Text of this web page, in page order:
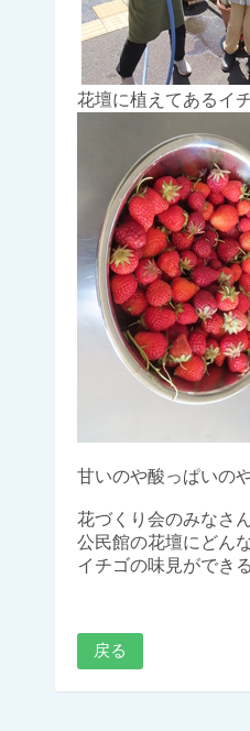
花壇に植えてあるイ
甘いのや酸っぱいの
花づくり会のみなさ
公民館の花壇にどん
イチゴの味見ができ
戻る